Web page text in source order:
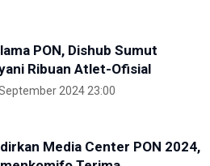
PON, Dishub Sumut
Ribuan Atlet-Ofisial
2024 23:00
Media Center PON 2024,